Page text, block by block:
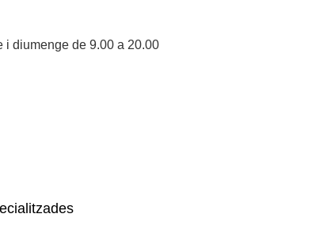
i diumenge de 9.00 a 20.00